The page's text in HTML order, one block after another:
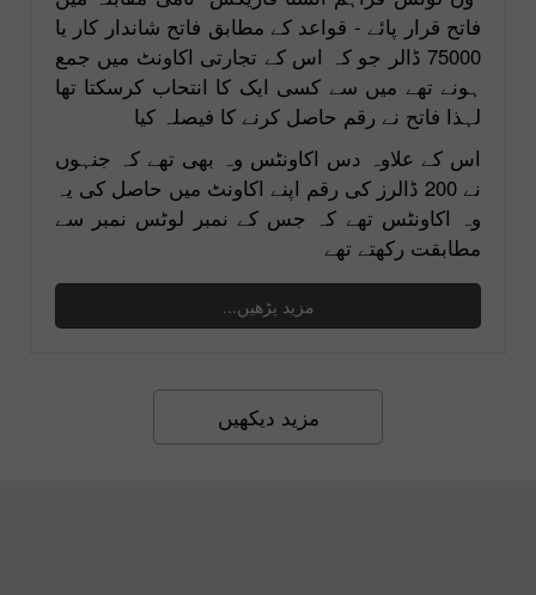
فاتح قرار پائے - قواعد کے مطابق فاتح شاندار کار یا
75000 ڈالر جو کہ اس کے تجارتی اکاونٹ میں جمع
ہونے تھے میں سے کسی ایک کا انتحاب کرسکتا تھا
لہذا فاتح نے رقم حاصل کرنے کا فیصلہ کیا
اس کے علاوہ دس اکاونٹس وہ بھی تھے کہ جنہوں
نے 200 ڈالرز کی رقم اپنے اکاونٹ میں حاصل کی یہ
وہ اکاونٹس تھے کہ جس کے نمبر لوٹس نمبر سے
مطابقت رکھتے تھے
مزید پڑھیں...
مزید دیکھیں